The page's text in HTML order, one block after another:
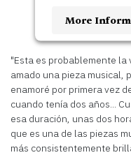
More
Accept
Powered by
Consent
"Esta es probablemente la
amado una pieza musical,
enamoré por primera vez
cuando tenía dos años...
esa duración, unas dos
que es una de las piezas
más consistentemente